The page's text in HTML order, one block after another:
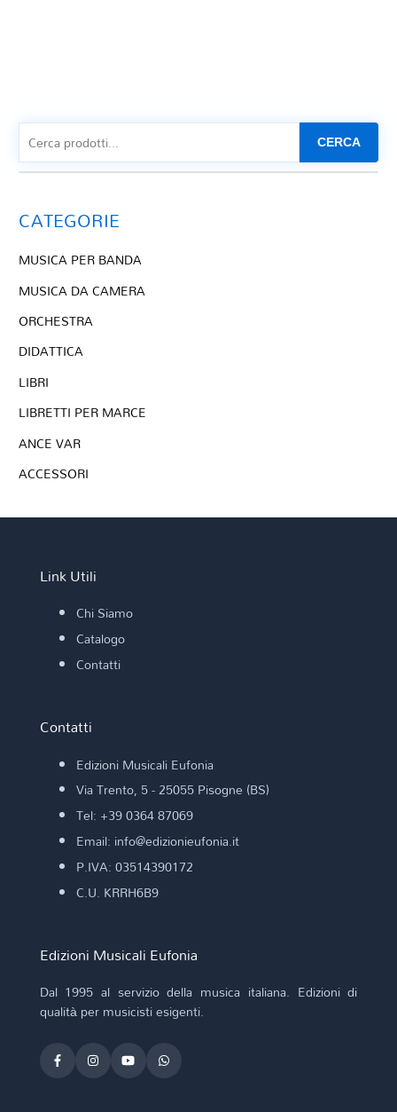
CERCA
CATEGORIE
MUSICA PER BANDA
MUSICA DA CAMERA
ORCHESTRA
DIDATTICA
LIBRI
LIBRETTI PER MARCE
ANCE VAR
ACCESSORI
Link Utili
Chi Siamo
Catalogo
Contatti
Contatti
Edizioni Musicali Eufonia
Via Trento, 5 - 25055 Pisogne (BS)
Tel: +39 0364 87069
Email: info@edizionieufonia.it
P.IVA: 03514390172
C.U. KRRH6B9
Edizioni Musicali Eufonia
Dal 1995 al servizio della musica italiana. Edizioni di
qualità per musicisti esigenti.